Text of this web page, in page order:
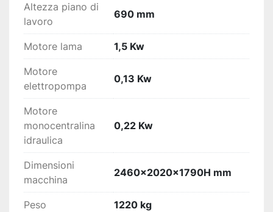
Altezza piano di
lavoro
690 mm
Motore lama 1,5 Kw
Motore
elettropompa
0,13 Kw
Motore
monocentralina
idraulica
0,22 Kw
Dimensioni
macchina
2460x2020x1790H mm
Peso 1220 kg